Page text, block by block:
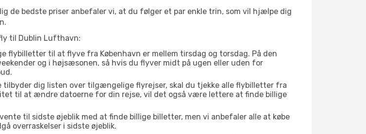
de bedste priser anbefaler vi, at du følger et par enkle trin, som vil hjælpe dig
til Dublin Lufthavn:
flybilletter til at flyve fra København er mellem tirsdag og torsdag. På den
og i højsæsonen, så hvis du flyver midt på ugen eller uden for
tilbyder dig listen over tilgængelige flyrejser, skal du tjekke alle flybilletter fra
til at ændre datoerne for din rejse, vil det også være lettere at finde billige
til sidste øjeblik med at finde billige billetter, men vi anbefaler alle at købe
overraskelser i sidste øjeblik.